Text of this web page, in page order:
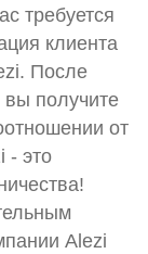
требуется
клиента
После
вы получите
от
- это
Alezi